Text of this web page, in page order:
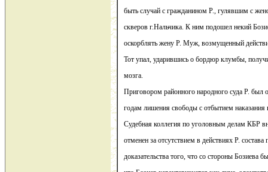
быть случай с гражданином Р., гулявшим с
скверов г.Нальчика. К ним подошел некий
оскорблять жену Р. Муж, возмущенный
Тот упал, ударившись о бордюр клумбы,
мозга.
Приговором районного народного суда Р.
годам лишения свободы с отбытием
Судебная коллегия по уголовным делам КБР
отменен за отсутствием в действиях Р. состава
доказательства того, что со стороны Бозиева